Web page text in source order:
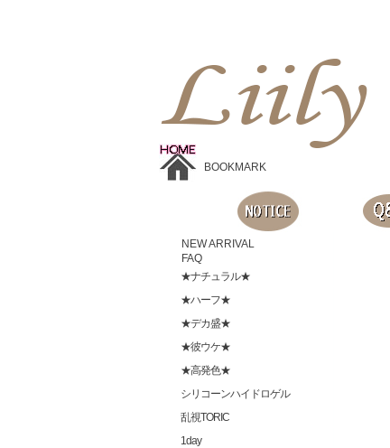
BOOKMARK
NEW ARRIVAL
FAQ
★ナチュラル★
★ハーフ★
★デカ盛★
★彼ウケ★
★高発色★
シリコーンハイドロゲル
乱視TORIC
1day